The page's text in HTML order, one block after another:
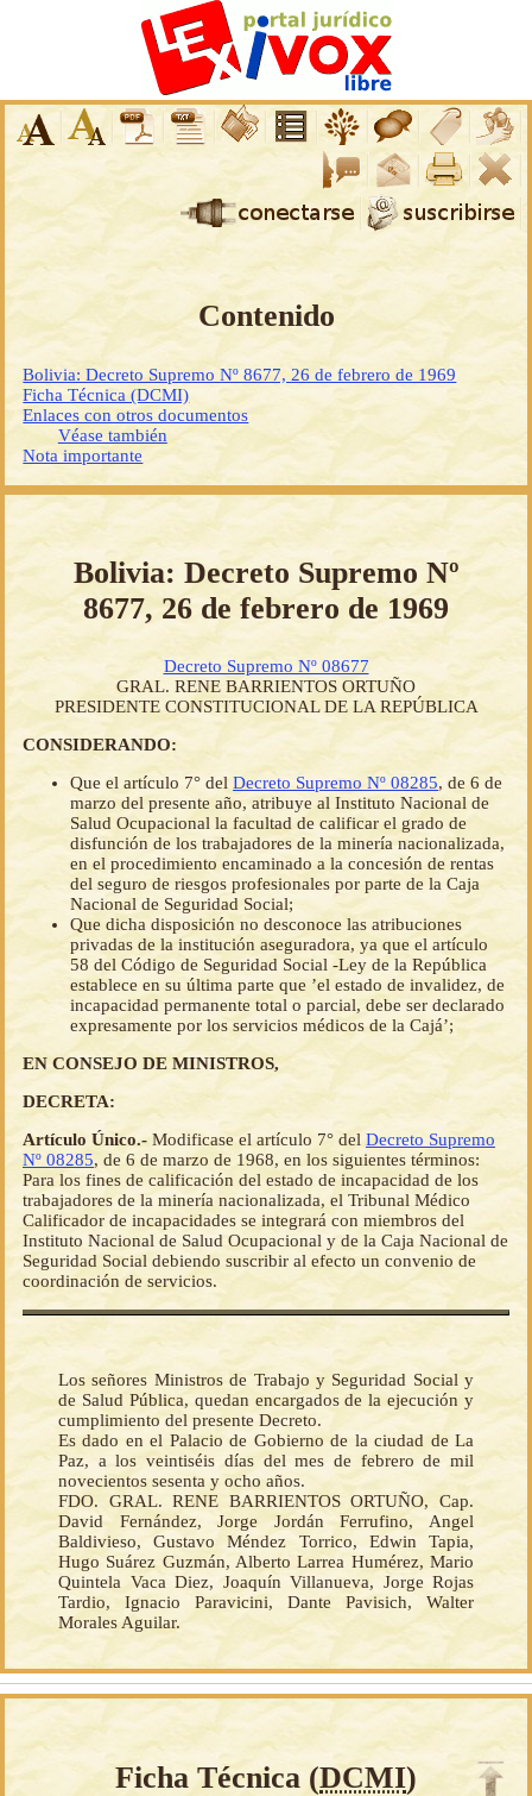
Contenido
Bolivia: Decreto Supremo Nº 8677, 26 de febrero de 1969
Ficha Técnica (DCMI)
Enlaces con otros documentos
Véase también
Nota importante
Bolivia: Decreto Supremo Nº
8677, 26 de febrero de 1969
Decreto Supremo Nº 08677
GRAL. RENE BARRIENTOS ORTUÑO
PRESIDENTE CONSTITUCIONAL DE LA REPÚBLICA
CONSIDERANDO:
Que el artículo 7° del Decreto Supremo Nº 08285, de 6 de
marzo del presente año, atribuye al Instituto Nacional de
Salud Ocupacional la facultad de calificar el grado de
disfunción de los trabajadores de la minería nacionalizada,
en el procedimiento encaminado a la concesión de rentas
del seguro de riesgos profesionales por parte de la Caja
Nacional de Seguridad Social;
Que dicha disposición no desconoce las atribuciones
privadas de la institución aseguradora, ya que el artículo
58 del Código de Seguridad Social -Ley de la República
establece en su última parte que ’el estado de invalidez, de
incapacidad permanente total o parcial, debe ser declarado
expresamente por los servicios médicos de la Cajá’;
EN CONSEJO DE MINISTROS,
DECRETA:
Artículo Único.-Modificase el artículo 7° del Decreto Supremo
Nº 08285, de 6 de marzo de 1968, en los siguientes términos:
Para los fines de calificación del estado de incapacidad de los
trabajadores de la minería nacionalizada, el Tribunal Médico
Calificador de incapacidades se integrará con miembros del
Instituto Nacional de Salud Ocupacional y de la Caja Nacional de
Seguridad Social debiendo suscribir al efecto un convenio de
coordinación de servicios.
Los señores Ministros de Trabajo y Seguridad Social y
de Salud Pública, quedan encargados de la ejecución y
cumplimiento del presente Decreto.
Es dado en el Palacio de Gobierno de la ciudad de La
Paz, a los veintiséis días del mes de febrero de mil
novecientos sesenta y ocho años.
FDO. GRAL. RENE BARRIENTOS ORTUÑO, Cap.
David Fernández, Jorge Jordán Ferrufino, Angel
Baldivieso, Gustavo Méndez Torrico, Edwin Tapia,
Hugo Suárez Guzmán, Alberto Larrea Humérez, Mario
Quintela Vaca Diez, Joaquín Villanueva, Jorge Rojas
Tardio, Ignacio Paravicini, Dante Pavisich, Walter
Morales Aguilar.
Ficha Técnica (DCMI)